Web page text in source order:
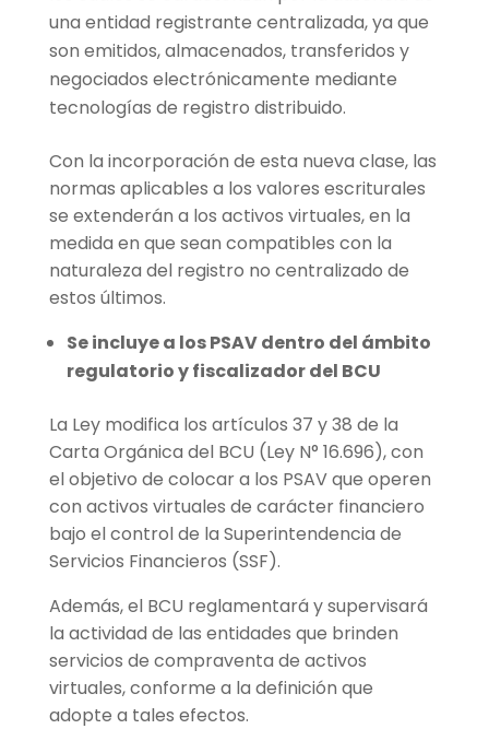
una entidad registrante centralizada, ya que
son emitidos, almacenados, transferidos y
negociados electrónicamente mediante
tecnologías de registro distribuido.
Con la incorporación de esta nueva clase, las
normas aplicables a los valores escriturales
se extenderán a los activos virtuales, en la
medida en que sean compatibles con la
naturaleza del registro no centralizado de
estos últimos.
Se incluye a los PSAV dentro del ámbito
regulatorio y fiscalizador del BCU
La Ley modifica los artículos 37 y 38 de la
Carta Orgánica del BCU (Ley N° 16.696), con
el objetivo de colocar a los PSAV que operen
con activos virtuales de carácter financiero
bajo el control de la Superintendencia de
Servicios Financieros (SSF).
Además, el BCU reglamentará y supervisará
la actividad de las entidades que brinden
servicios de compraventa de activos
virtuales, conforme a la definición que
adopte a tales efectos.